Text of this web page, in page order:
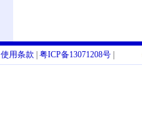
使用条款 粤ICP备13071208号|